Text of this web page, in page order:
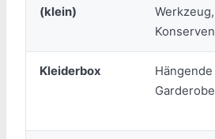
(klein)
Werkzeug,
Konserven
Kleiderbox
Hängende
Garderobe